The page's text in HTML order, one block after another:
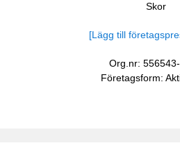
Skor
[Lägg till
Org.nr:
Företagsform: